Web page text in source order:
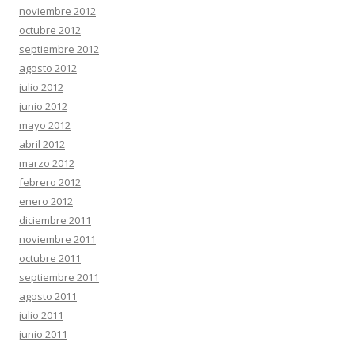
noviembre 2012
octubre 2012
septiembre 2012
agosto 2012
julio 2012
junio 2012
mayo 2012
abril 2012
marzo 2012
febrero 2012
enero 2012
diciembre 2011
noviembre 2011
octubre 2011
septiembre 2011
agosto 2011
julio 2011
junio 2011